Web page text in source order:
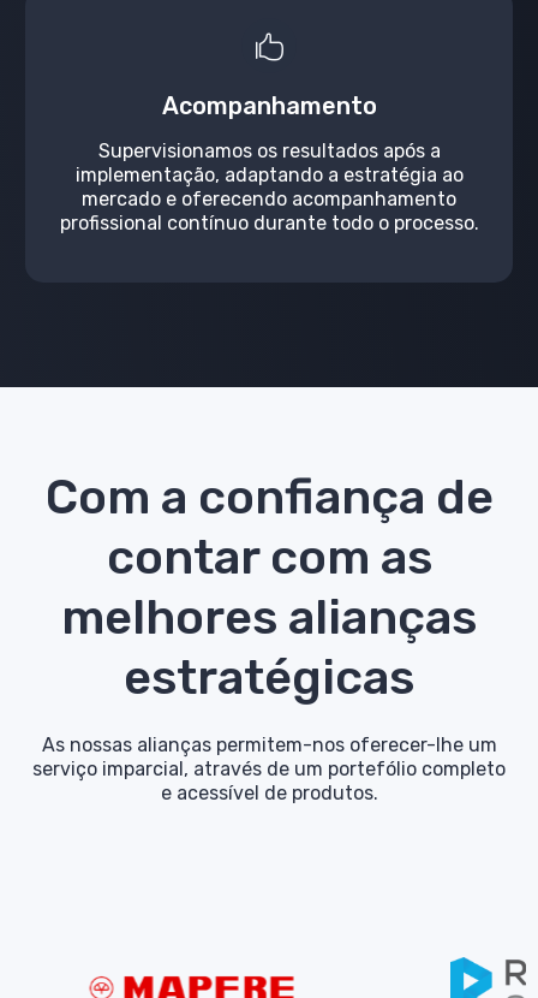
Acompanhamento
Supervisionamos os resultados após a
implementação, adaptando a estratégia ao
mercado e oferecendo acompanhamento
profissional contínuo durante todo o processo.
Com a confiança de
contar com as
melhores alianças
estratégicas
As nossas alianças permitem-nos oferecer-lhe um
serviço imparcial, através de um portefólio completo
e acessível de produtos.